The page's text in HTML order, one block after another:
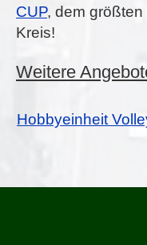
CUP, dem größten
Kreis!
Weitere
Hobbyeinheit